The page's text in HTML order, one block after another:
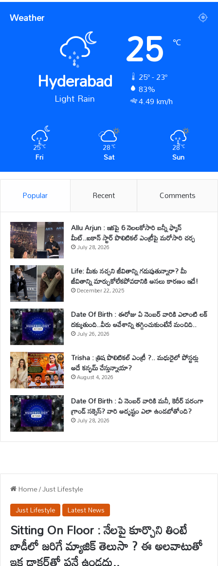
Weather
Hyderabad
Light Rain
25 ℃
25º - 23º
83%
4.49 km/h
25℃
Fri
28℃
Sat
28℃
Sun
Popular Recent Comments
Allu Arjun : ఇకపై 6 నెలలకోసారి బన్నీ ఫ్యాన్
మీట్..ఐకాన్ స్టార్ పొలిటికల్ ఎంట్రీపై మరోసారి చర్చ
July 28, 2026
Life: మీకు నచ్చని జీవితాన్ని గడుపుతున్నారా? మీ
జీవితాన్ని మార్చుకోలేకపోవడానికి అసలు కారణం ఇదే!
December 22, 2025
Date Of Birth : ఈరోజు ఏ నెంబర్ వారికి ఎలాంటి లక్
దక్కుతుంది..వీరు ఆవేశాన్ని తగ్గించుకుంటేనే మంచిది..
July 26, 2026
Trisha : త్రిష పొలిటికల్ ఎంట్రీ ?.. మధురైలో పోస్టర్లు
అదే కన్ఫమ్ చేస్తున్నాయా?
August 4, 2026
Date Of Birth : ఏ నెంబర్ వారికి మనీ, కెరీర్ పరంగా
గ్రాండ్ సక్సెస్? వారి అదృష్టం ఎలా ఉండబోతోంది?
July 28, 2026